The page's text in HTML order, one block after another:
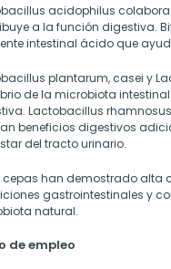
acidophilus
a la función digestiva.
intestinal ácido que
plantarum, casei y
de la microbiota
Lactobacillus
beneficios digestivos
del tracto urinario.
cepas han demostrado alta
gastrointestinales y
natural.
de empleo